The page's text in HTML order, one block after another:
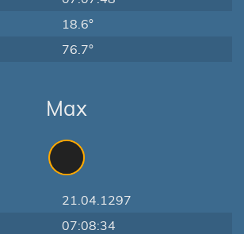
18.6°
76.7°
Max
21.04.1297
07:08:34